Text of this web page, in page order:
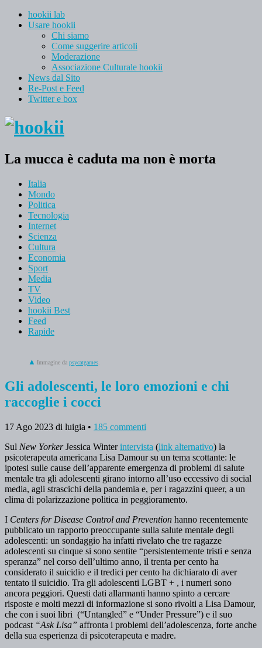
hookii lab
Usare hookii
Chi siamo
Come suggerire articoli
Moderazione
Associazione Culturale hookii
News dal Sito
Re-Post e Feed
Twitter e box
La mucca è caduta ma non è morta
Italia
Mondo
Politica
Tecnologia
Internet
Scienza
Cultura
Economia
Sport
Media
TV
Video
hookii Best
Feed
Rapide
Immagine da psycatgames
Gli adolescenti, le loro emozioni e chi
raccoglie i cocci
17 Ago 2023 di luigia • 185 commenti
Sul New YorkerJessica Winterintervista (link alternativo) la
psicoterapeuta americana Lisa Damour su un tema scottante: le
ipotesi sulle cause dell’apparente emergenza di problemi di salute
mentale tra gli adolescenti girano intorno all’uso eccessivo di social
media, agli strascichi della pandemia e, per i ragazzini queer, a un
clima di polarizzazione politica in peggioramento.
I Centers for Disease Control and Prevention hanno recentemente
pubblicato un rapporto preoccupante sulla salute mentale degli
adolescenti: un sondaggio ha infatti rivelato che tre ragazze
adolescenti su cinque si sono sentite “persistentemente tristi e senza
speranza” nel corso dell’ultimo anno, il trenta per cento ha
considerato il suicidio e il tredici per cento ha dichiarato di aver
tentato il suicidio. Tra gli adolescenti LGBT + , i numeri sono
ancora peggiori. Questi dati allarmanti hanno spinto a cercare
risposte e molti mezzi di informazione si sono rivolti a Lisa Damour,
che con i suoi libri (“Untangled” e “Under Pressure”) e il suo
podcast “Ask Lisa” affronta i problemi dell’adolescenza, forte anche
della sua esperienza di psicoterapeuta e madre.